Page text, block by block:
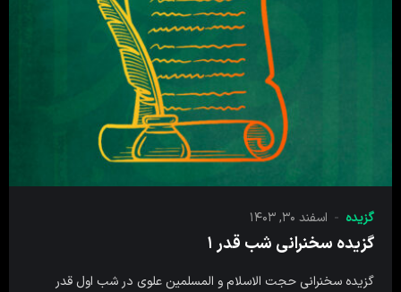
گزیده اسفند ۳۰, ۱۴۰۳
گزیده سخنرانی شب قدر ۱
گزیده سخنرانی حجت الاسلام و المسلمین علوی در شب اول قدر